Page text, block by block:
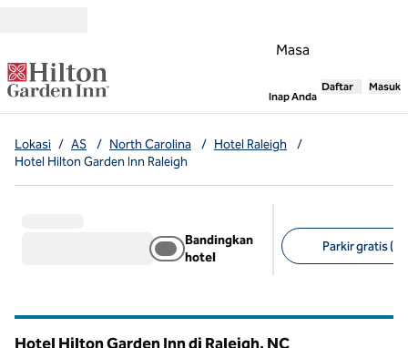
Masa
Inap Anda,Membuka
Daftar Masuk
Lokasi / AS / North Carolina / Hotel Raleigh
/
Hotel Hilton Garden Inn Raleigh
Bandingkan
hotel
Parkir gratis (7)
Hotel Hilton Garden Inn di Raleigh, NC